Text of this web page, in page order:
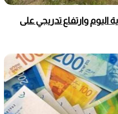
اليوم وارتفاع تدريجي على